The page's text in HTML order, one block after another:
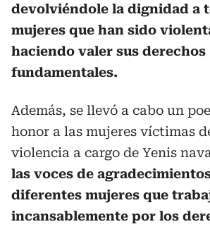
devolviéndole la dignidad a
mujeres que han sido
haciendo valer sus derechos
fundamentales.
Además, se llevó a cabo un
honor a las mujeres víctimas
violencia a cargo de Yenis
las voces de
diferentes mujeres que
incansablemente por los